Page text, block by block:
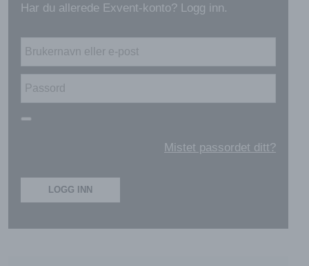
Har du allerede Exvent-konto? Logg inn.
Mistet passordet ditt?
LOGG INN